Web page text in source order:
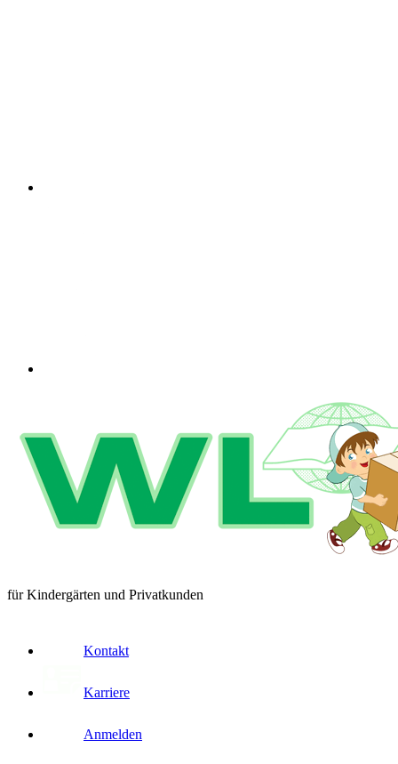
für Kindergärten und Privatkunden
Kontakt
Karriere
Anmelden